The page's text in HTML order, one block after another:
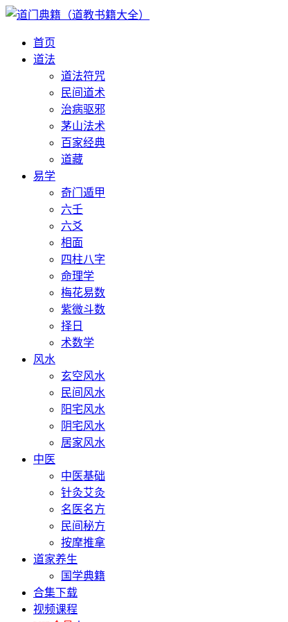
首页
道法
道法符咒
民间道术
治病驱邪
茅山法术
百家经典
道藏
易学
奇门遁甲
六壬
六爻
相面
四柱八字
命理学
梅花易数
紫微斗数
择日
术数学
风水
玄空风水
民间风水
阳宅风水
阴宅风水
居家风水
中医
中医基础
针灸艾灸
名医名方
民间秘方
按摩推拿
道家养生
国学典籍
合集下载
视频课程